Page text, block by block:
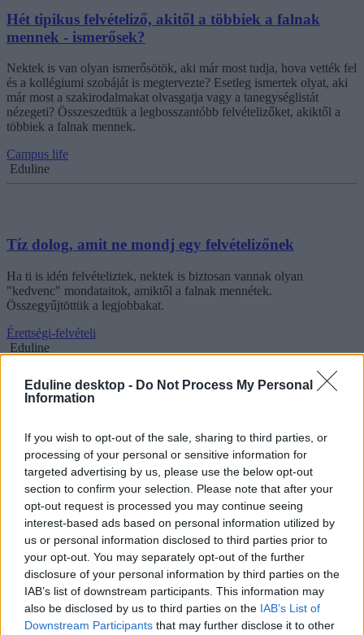
Eduline desktop - Do Not Process My Personal
Information
If you wish to opt-out of the sale, sharing to third parties, or
processing of your personal or sensitive information for
targeted advertising by us, please use the below opt-out
section to confirm your selection. Please note that after your
opt-out request is processed you may continue seeing
interest-based ads based on personal information utilized by
us or personal information disclosed to third parties prior to
your opt-out. You may separately opt-out of the further
disclosure of your personal information by third parties on the
IAB’s list of downstream participants. This information may
also be disclosed by us to third parties on the IAB’s List of
Downstream Participants that may further disclose it to other
Hét tipikus felvételiző, akitől a többiek a falnak
mennek - ismerősek?
Nektek is van olyan ismerősötök, aki már most tudja, hova vették fel
és a kollégiumi szobáját is megtervezte? Esetleg ismertek olyat, aki
már most a szakirodalmakat olvasgatja vagy a tanegységlistát
nézegeti? Összeszedtük a legbosszantóbb felvételizőket, akiktől a
többiek a falnak mennek.
Campus life
Eduline
Tíz dolog, amit ne mondj egy felvételizőnek
Ha ti is idén felvételiztek, nektek is biztosan vannak olyan
"kedvenc" mondataitok, amiktől a falnak mennétek.
Összegyűjtöttük a legjobbakat.
Érettségi-felvételi
Eduline
változnak a diákok az egyetem alatt
Az első félévben még ti is megvettétek az összes könyvet, amit csak
kiejtettek a szájukon a tanárok? A végzősök már tudják,
valószínűleg később elmúlik a lelkesedés. Most összeszedtünk pár
dolgot, amit a legtöbb egyetemista jól ismer: első félév vs utolsó.
Campus life
Eduline